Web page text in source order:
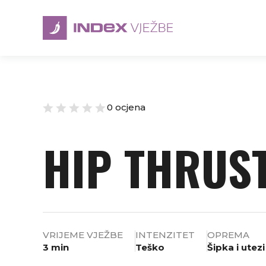
0 ocjena
HIP
VRIJEME VJEŽBE
3 min
INTENZITET
Teško
OPREMA
Šipka i utezi